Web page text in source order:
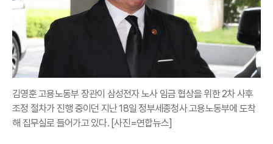
김영훈 고용노동부 장관이 삼성전자 노사 임금 협상을 위한 2차 사후
조정 절차가 진행 중이던 지난 18일 정부세종청사 고용노동부에 도착
해 집무실로 들어가고 있다. [사진=연합뉴스]